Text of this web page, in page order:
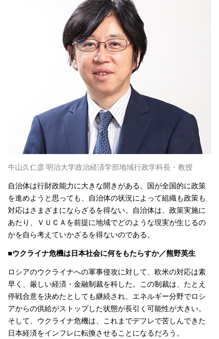
牛山久仁彦 明治大学政治経済学部地域行政学科長・教授
自治体は行財政能力に大きな開きがある。国が全国的に政策
を進めようと思っても、自治体の状況によって組織も政策も
対応はさまざまにならざるを得ない。自治体は、政策実施に
あたり、ＶＵＣＡを前提に地域でどのような現実が生じるの
かを自ら考えていかざるを得ないのである。
■ウクライナ危機は日本社会に何をもたらすか／熊野英生
ロシアのウクライナへの軍事侵攻に対して、欧米の対応は素
早く、厳しい経済・金融制裁を科した。この制裁は、たとえ
停戦合意を決めたとしても継続され、エネルギー分野でロシ
アからの供給がストップした状態が長引く可能性が大きい。
そして、ウクライナ危機は、これまでデフレで苦しんできた
日本経済をインフレに転換させることになるだろう。